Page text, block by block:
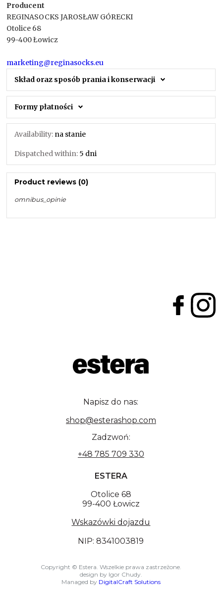
Producent
REGINASOCKS JAROSŁAW GÓRECKI
Otolice 68
99-400 Łowicz
marketing@reginasocks.eu
Skład oraz sposób prania i konserwacji
Formy płatności
Availability: na stanie
Dispatched within: 5 dni
Product reviews (0)
omnibus_opinie
Napisz do nas:
shop@esterashop.com
Zadzwoń:
+48 785 709 330
ESTERA
Otolice 68
99-400 Łowicz
Wskazówki dojazdu
NIP: 8341003819
Copyright © Estera. Wszelkie prawa zastrzeżone.
design by Igor Chudy.
Managed by DigitalCraft Solutions